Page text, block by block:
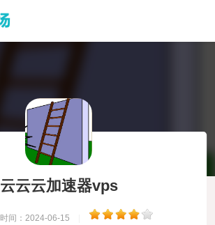
云云云加速器vps
时间：2024-06-15